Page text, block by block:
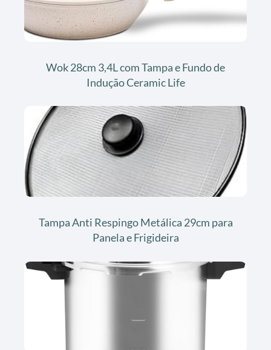
Wok 28cm 3,4L com Tampa e Fundo de
Indução Ceramic Life
Tampa Anti Respingo Metálica 29cm para
Panela e Frigideira